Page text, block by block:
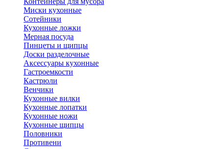
Миски кухонные
Сотейники
Кухонные ложки
Мерная посуда
Пинцеты и щипцы
Доски разделочные
Аксессуары кухонные
Гастроемкости
Кастрюли
Венчики
Кухонные вилки
Кухонные лопатки
Кухонные ножи
Кухонные щипцы
Половники
Противени